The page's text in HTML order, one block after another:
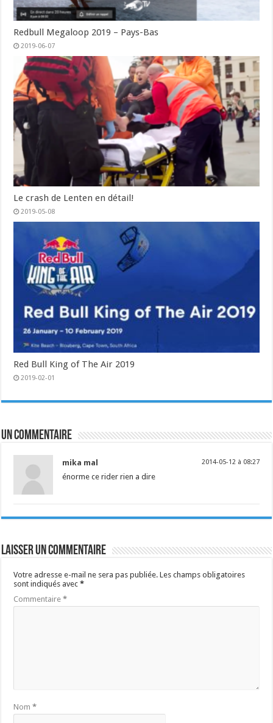
Redbull Megaloop 2019 – Pays-Bas
2019-06-07
Le crash de Lenten en détail!
2019-05-08
Red Bull King of The Air 2019
2019-02-01
Un commentaire
mika mal 2014-05-12 à 08:27
énorme ce rider rien a dire
Laisser un commentaire
Votre adresse e-mail ne sera pas publiée. Les champs obligatoires
sont indiqués avec*
Commentaire*
Nom*